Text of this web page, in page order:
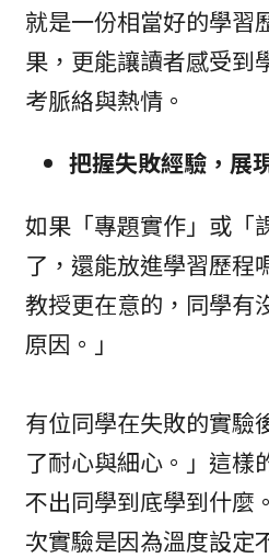
就是一份相當好的學習
果，更能讓讀者感受到
考脈絡與熱情。
把握失敗經驗，展
如果「專題實作」或「
了，還能放進學習歷程
教授更在意的，同學有
原因。」
有位同學在失敗的實驗
了耐心與細心。」這樣
不出同學到底學到什麼
次實驗是因為溫度設定